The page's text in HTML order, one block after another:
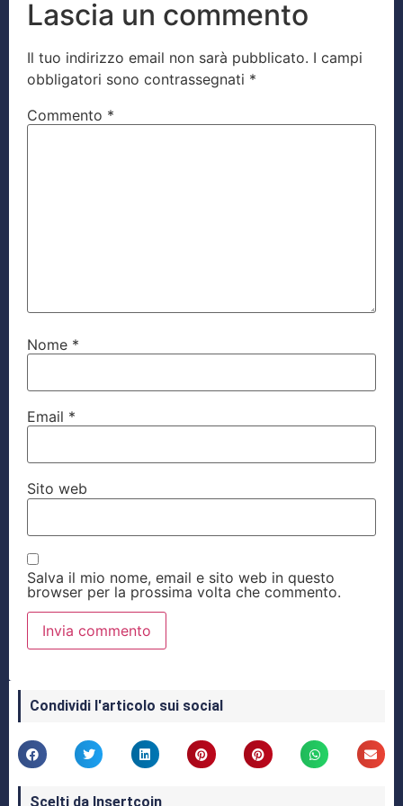
Lascia un commento
Il tuo indirizzo email non sarà pubblicato. I campi
obbligatori sono contrassegnati *
Commento *
Nome *
Email *
Sito web
Salva il mio nome, email e sito web in questo
browser per la prossima volta che commento.
Condividi l'articolo sui social
Scelti da Insertcoin